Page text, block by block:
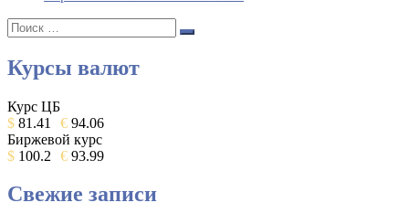
Поиск:
Поиск
Курсы валют
Курс ЦБ
$ 81.41 € 94.06
Биржевой курс
$ 100.2 € 93.99
Свежие записи